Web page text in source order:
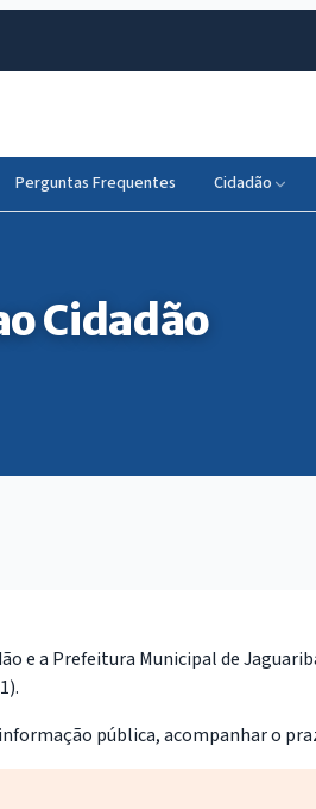
Perguntas Frequentes Cidadão
Cidadão
e a Prefeitura Municipal de
pública, acompanhar o